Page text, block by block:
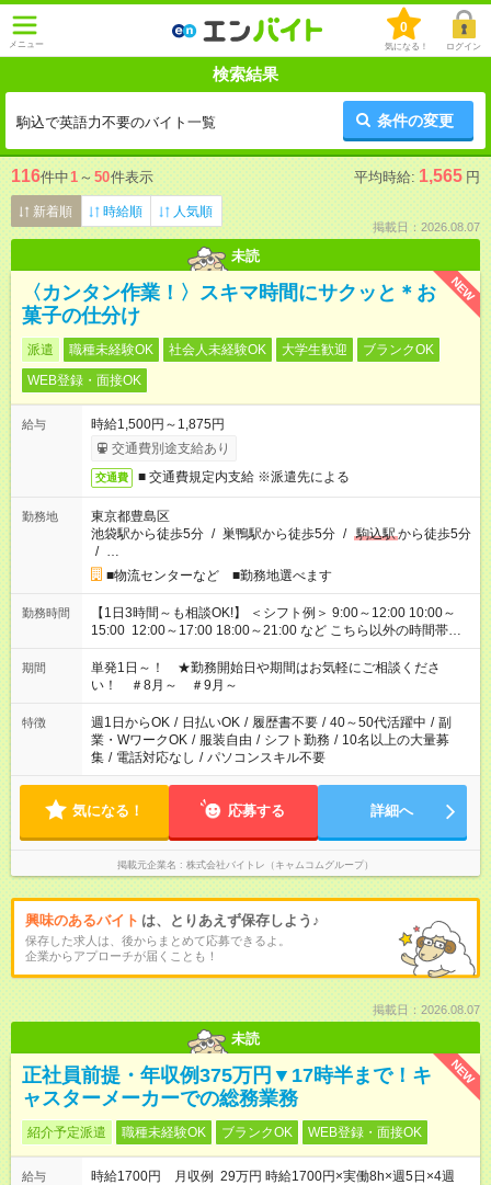
メニュー
0
気になる！ ログイン
検索結果
駒込で英語力不要のバイト一覧 条件の変更
116件中1 ～ 50件表示 平均時給: 1,565 円
新着順 時給順 人気順
掲載日：2026.08.07
未読
NEW
〈カンタン作業！〉スキマ時間にサクッと＊お
菓子の仕分け
派遣 職種未経験OK 社会人未経験OK 大学生歓迎
ブランクOK
WEB登録・面接OK
給与
時給1,500円～1,875円
交通費別途支給あり
交通費 ■ 交通費規定内支給 ※派遣先による
勤務地
東京都豊島区
池袋駅から徒歩5分 / 巣鴨駅から徒歩5分 / 駒込駅から徒歩5分
/ …
■物流センターなど ■勤務地選べます
勤務時間
【1日3時間～も相談OK!】 ＜シフト例＞ 9:00～12:00 10:00～
15:00 12:00～17:00 18:00～21:00 など こちら以外の時間帯も
お気軽にご相談ください！
期間
単発1日～！ ★勤務開始日や期間はお気軽にご相談くださ
い！ ＃8月～ ＃9月～
特徴 週1日からOK / 日払いOK / 履歴書不要 / 40～50代活躍中 / 副
業・WワークOK / 服装自由 / シフト勤務 / 10名以上の大量募
集 / 電話対応なし / パソコンスキル不要
気になる！ 応募する 詳細へ
掲載元企業名 株式会社バイトレ（キャムコムグループ）
興味のあるバイト は、とりあえず保存しよう♪
保存した求人は、後からまとめて応募できるよ。
企業からアプローチが届くことも！
掲載日：2026.08.07
未読
NEW
正社員前提・年収例375万円▼17時半まで！キ
ャスターメーカーでの総務業務
紹介予定派遣 職種未経験OK ブランクOK WEB登録・面接OK
給与
時給1700円 月収例 29万円 時給1700円×実働8h×週5日×4週